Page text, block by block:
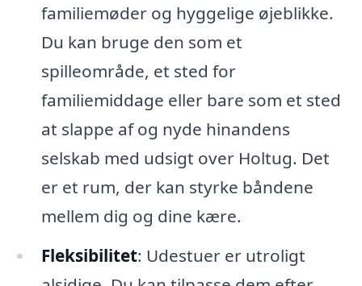
familiemøder og hyggelige øjeblikke.
Du kan bruge den som et
spilleområde, et sted for
familiemiddage eller bare som et sted
at slappe af og nyde hinandens
selskab med udsigt over Holtug. Det
er et rum, der kan styrke båndene
mellem dig og dine kære.
Fleksibilitet: Udestuer er utroligt